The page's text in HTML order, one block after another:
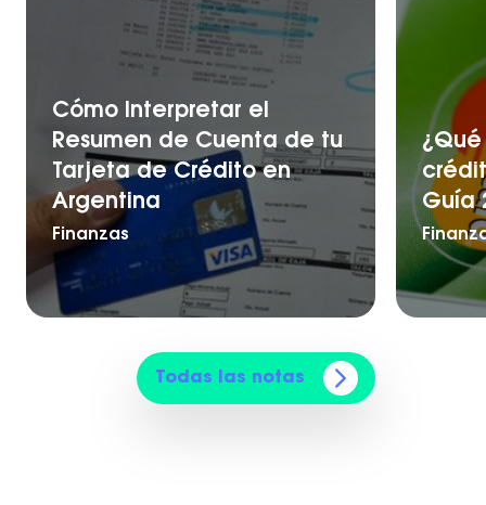
Cómo Interpretar el
Resumen de Cuenta de tu
Tarjeta de Crédito en
Argentina
Finanzas
Guía
Todas las notas